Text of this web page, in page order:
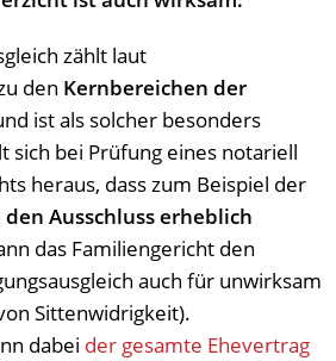
zählt laut
den Kernbereichen der
ist als solcher besonders
sich bei Prüfung eines notariell
heraus, dass zum Beispiel der
Ausschluss erheblich
das Familiengericht den
auch für unwirksam
Sittenwidrigkeit).
dabei der gesamte Ehevertrag